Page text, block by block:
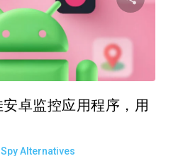
卓监控应用程序，用
Alternatives